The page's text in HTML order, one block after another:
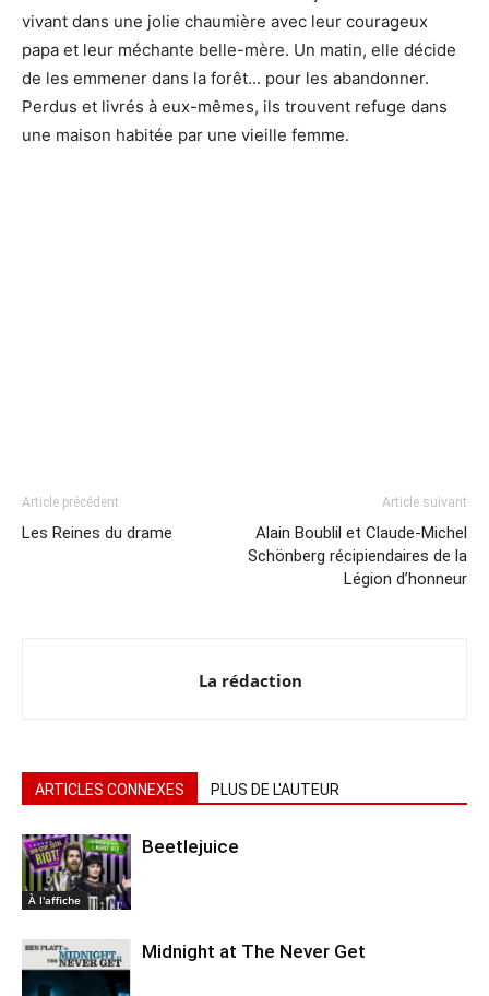
vivant dans une jolie chaumière avec leur courageux
papa et leur méchante belle-mère. Un matin, elle décide
de les emmener dans la forêt... pour les abandonner.
Perdus et livrés à eux-mêmes, ils trouvent refuge dans
une maison habitée par une vieille femme.
Article précédent
Les Reines du drame
Article suivant
Alain Boublil et Claude-Michel
Schönberg récipiendaires de la
Légion d’honneur
La rédaction
ARTICLES CONNEXES PLUS DE L'AUTEUR
À l'affiche
Beetlejuice
Midnight at The Never Get